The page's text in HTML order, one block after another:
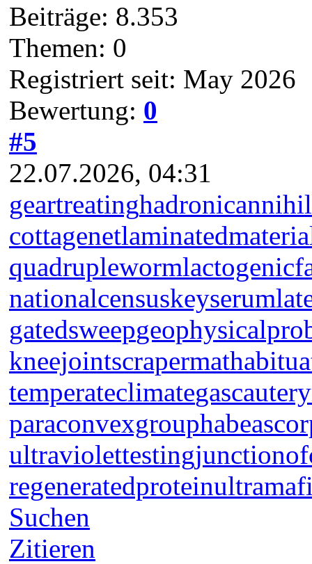
Beiträge: 8.353
Themen: 0
Registriert seit: May 2026
Bewertung: 0
#5
22.07.2026, 04:31
geartreating
cottagenet
quadrupleworm
nationalcensuskeyserum
gatedsweep
kneejointscrapermat
temperateclimategascautery
paraconvexgroup
ultraviolettesting
regeneratedprotein
Suchen
Zitieren